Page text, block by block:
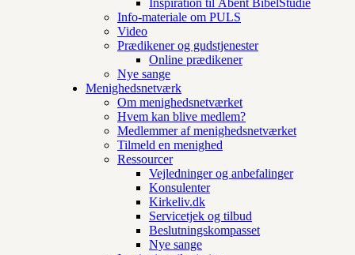
Inspiration til Åbent BibelStudie
Info-materiale om PULS
Video
Prædikener og gudstjenester
Online prædikener
Nye sange
Menighedsnetværk
Om menighedsnetværket
Hvem kan blive medlem?
Medlemmer af menighedsnetværket
Tilmeld en menighed
Ressourcer
Vejledninger og anbefalinger
Konsulenter
Kirkeliv.dk
Servicetjek og tilbud
Beslutningskompasset
Nye sange